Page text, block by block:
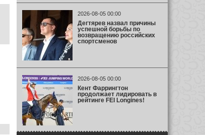
2026-08-05 00:00
Дегтярев назвал причины
успешной борьбы по
возвращению российских
спортсменов
2026-08-05 00:00
Кент Фаррингтон
продолжает лидировать в
рейтинге FEI Longines!